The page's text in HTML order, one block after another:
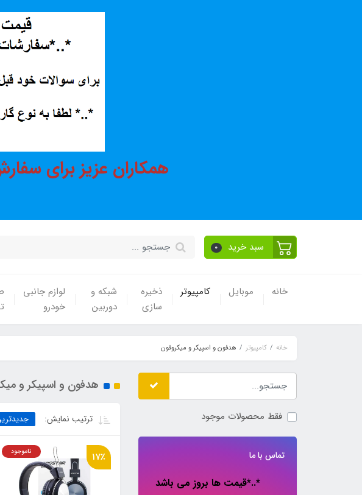
همکاران عزیز برای
سبد خرید 0
خانه موبایل کامپیوتر
ذخیره
سازی
شبکه و
دوربین
لوازم جانبی
خودرو
خانه کامپیوتر هدفون و اسپیکر و میکروفون
فقط محصولات موجود
تماس با ما
*..*قیمت ها بروز می باشد
هدفون و اسپیکر و
ترتیب نمایش:
17٪ ناموجود